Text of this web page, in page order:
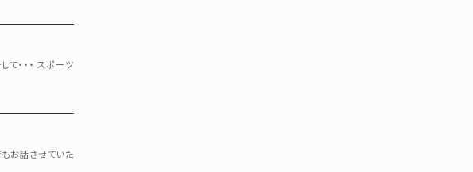
・・・ スポーツ
お話させていた